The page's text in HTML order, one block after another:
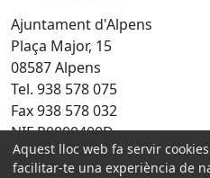
Ajuntament d'Alpens
Plaça Major, 15
08587 Alpens
Tel. 938 578 075
Fax 938 578 032
NIF P0800400D
Amb la col·laboració de:
Aquest lloc web fa servir
facilitar-te una experiència de